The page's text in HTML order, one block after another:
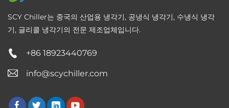
SCY Chiller는 중국의 산업용 냉각기, 공냉식 냉각기, 수냉식 냉각
기, 글리콜 냉각기의 전문 제조업체입니다.
+86 18923440769
info@scychiller.com